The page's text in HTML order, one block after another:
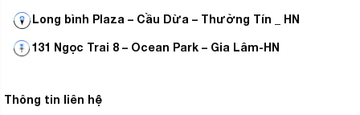
Chức năng tự làm sạch – chống đóng cặn giúp lấy
đi các cặn bẩn trong bình chứa và ở các lỗ phun
chức năng ủi hơi nước
Long bình Plaza – Cầu Dừa – Thường Tín _ HN
131 Ngọc Trai 8 – Ocean Park – Gia Lâm-HN
Thông tin liên hệ